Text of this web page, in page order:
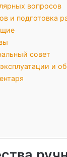
вопросов
и подготовка
совет
и